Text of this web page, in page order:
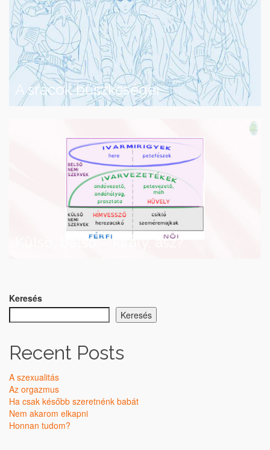
A srácok büszkeségei
Külső, belső – király, ász?
Keresés
Keresés
Recent Posts
A szexualitás
Az orgazmus
Ha csak később szeretnénk babát
Nem akarom elkapni
Honnan tudom?